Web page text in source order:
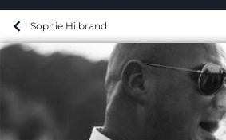
Sophie Hilbrand